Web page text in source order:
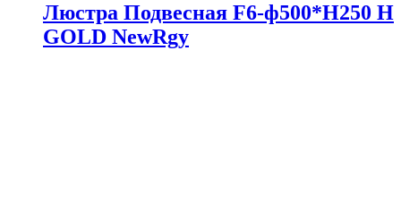
Люстра Подвесная F6-ф500*H250 H
GOLD NewRgy